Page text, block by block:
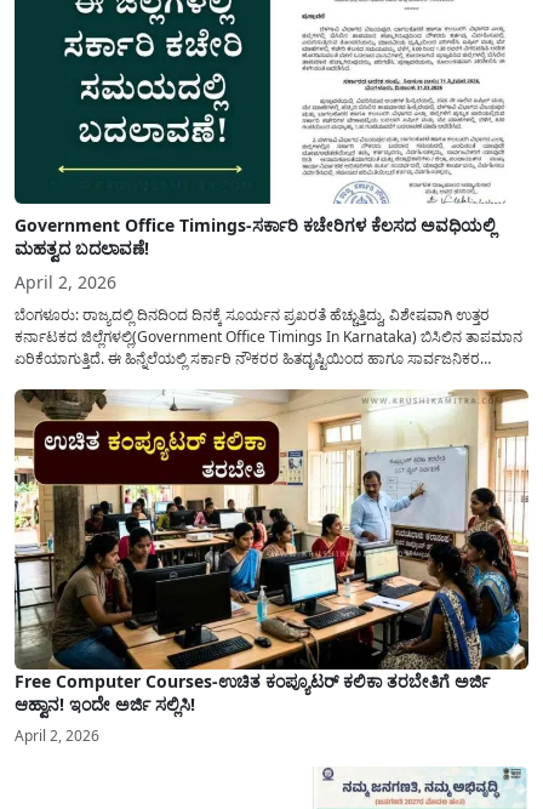
Government Office Timings-ಸರ್ಕಾರಿ ಕಚೇರಿಗಳ ಕೆಲಸದ ಅವಧಿಯಲ್ಲಿ
ಮಹತ್ವದ ಬದಲಾವಣೆ!
April 2, 2026
ಬೆಂಗಳೂರು: ರಾಜ್ಯದಲ್ಲಿ ದಿನದಿಂದ ದಿನಕ್ಕೆ ಸೂರ್ಯನ ಪ್ರಖರತೆ ಹೆಚ್ಚುತ್ತಿದ್ದು, ವಿಶೇಷವಾಗಿ ಉತ್ತರ
ಕರ್ನಾಟಕದ ಜಿಲ್ಲೆಗಳಲ್ಲಿ(Government Office Timings In Karnataka) ಬಿಸಿಲಿನ ತಾಪಮಾನ
ಏರಿಕೆಯಾಗುತ್ತಿದೆ. ಈ ಹಿನ್ನೆಲೆಯಲ್ಲಿ ಸರ್ಕಾರಿ ನೌಕರರ ಹಿತದೃಷ್ಟಿಯಿಂದ ಹಾಗೂ ಸಾರ್ವಜನಿಕರ
ಮತ್ತು ಕಲ್ಯಾಣ ಕರ್ನಾಟಕದ ಒಟ್ಟು 9 ಜಿಲ್ಲೆಗಳಲ್ಲಿ ಏಪ್ರಿಲ್...
Free Computer Courses-ಉಚಿತ ಕಂಪ್ಯೂಟರ್ ಕಲಿಕಾ ತರಬೇತಿಗೆ ಅರ್ಜಿ
ಆಹ್ವಾನ! ಇಂದೇ ಅರ್ಜಿ ಸಲ್ಲಿಸಿ!
April 2, 2026